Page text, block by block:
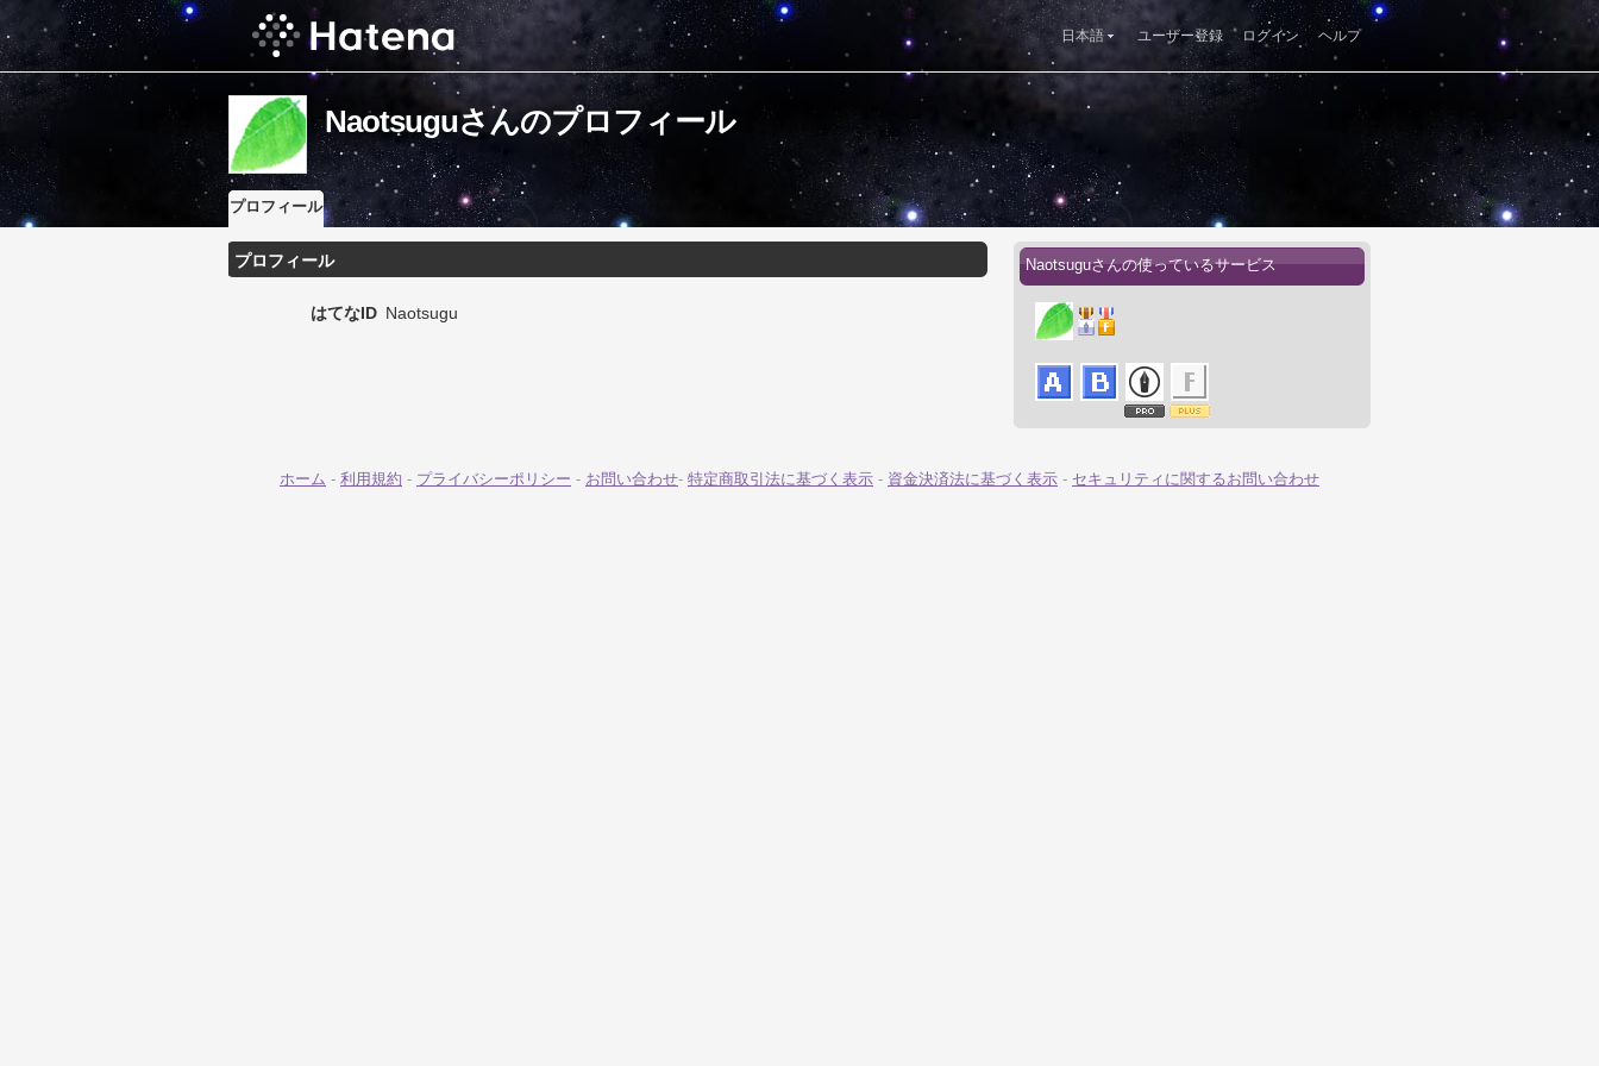
日本語 ユーザー登録 ログイン ヘルプ
Naotsuguさんのプロフィール
プロフィール
プロフィール
はてなID Naotsugu
Naotsuguさんの使っているサービス
ホーム - 利用規約 - プライバシーポリシー - お問い合わせ- 特定商取引法に基づく表示 - 資金決済法に基づく表示 - セキュリティに関するお問い合わせ